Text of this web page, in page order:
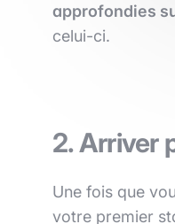
approfondies
celui-ci.
2. Arriver
Une fois que
votre premier